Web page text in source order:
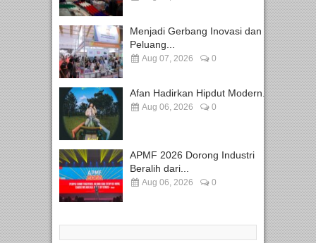
Menjadi Gerbang Inovasi dan
Peluang...
Aug 07, 2026 0
Afan Hadirkan Hipdut Modern...
Aug 06, 2026 0
APMF 2026 Dorong Industri
Beralih dari...
Aug 06, 2026 0